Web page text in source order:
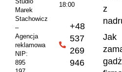
z
Jak
18:00
+48
537
269
946
Marek
Stachowicz
–
Agencja
reklamowa
NIP:
895